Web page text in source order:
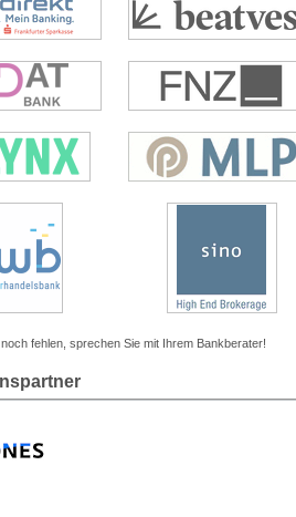
fehlen, sprechen Sie mit Ihrem Bankberater!